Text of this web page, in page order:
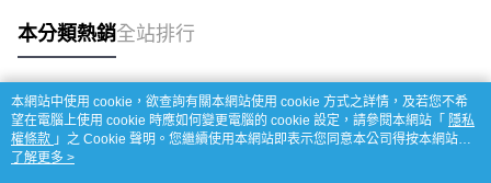
本分類熱銷全站排行
熱門標籤
本網站中使用 cookie，欲查詢有關本網站使用 cookie 方式之詳情，及若您不希
望在電腦上使用 cookie 時應如何變更電腦的 cookie 設定，請參閱本網站「 隱私
權條款 」之 Cookie 聲明。您繼續使用本網站即表示您同意本公司得按本網站使
用條款之 Cookie 聲明使用 cookie。
了解更多 >